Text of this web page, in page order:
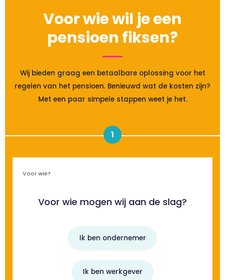
Voor wie wil je een
pensioen fiksen?
Wij bieden graag een betaalbare oplossing voor het
regelen van het pensioen. Benieuwd wat de kosten zijn?
Met een paar simpele stappen weet je het.
1
Voor wie?
Voor wie mogen wij aan de slag?
Ik ben ondernemer
Ik ben werkgever